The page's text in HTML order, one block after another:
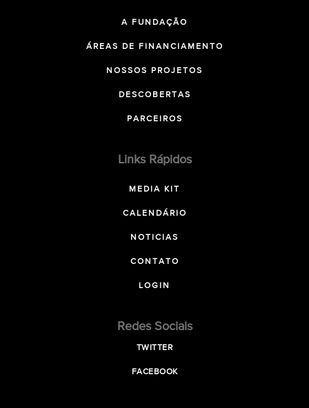
A FUNDAÇÃO
ÁREAS DE FINANCIAMENTO
NOSSOS PROJETOS
DESCOBERTAS
PARCEIROS
Links Rápidos
MEDIA KIT
CALENDÁRIO
NOTICIAS
CONTATO
LOGIN
Redes Sociais
TWITTER
FACEBOOK